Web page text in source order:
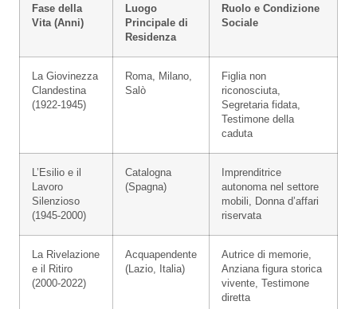
Fase della
Vita (Anni)
Luogo
Principale di
Residenza
Ruolo e Condizione
Sociale
La Giovinezza
Clandestina
(1922-1945)
Roma, Milano,
Salò
Figlia non
riconosciuta,
Segretaria fidata,
Testimone della
caduta
L’Esilio e il
Lavoro
Silenzioso
(1945-2000)
Catalogna
(Spagna)
Imprenditrice
autonoma nel settore
mobili, Donna d’affari
riservata
La Rivelazione
e il Ritiro
(2000-2022)
Acquapendente
(Lazio, Italia)
Autrice di memorie,
Anziana figura storica
vivente, Testimone
diretta